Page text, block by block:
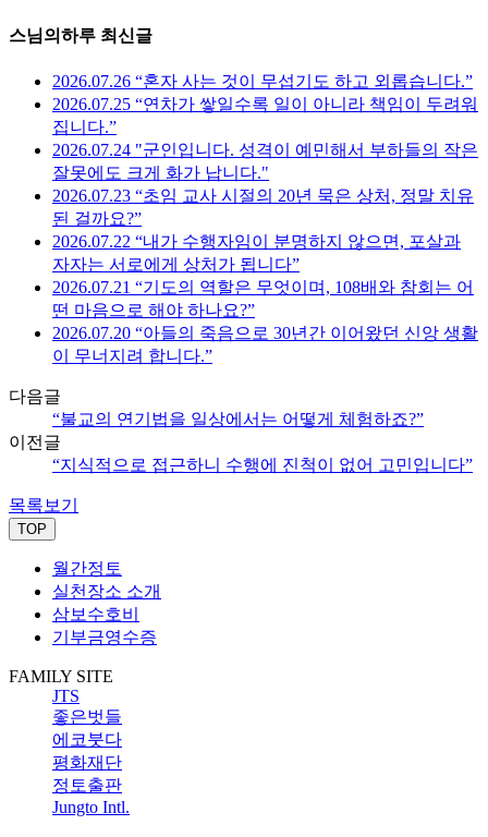
스님의하루 최신글
2026.07.26 “혼자 사는 것이 무섭기도 하고 외롭습니다.”
2026.07.25 “연차가 쌓일수록 일이 아니라 책임이 두려워
집니다.”
2026.07.24 "군인입니다. 성격이 예민해서 부하들의 작은
잘못에도 크게 화가 납니다."
2026.07.23 “초임 교사 시절의 20년 묵은 상처, 정말 치유
된 걸까요?”
2026.07.22 “내가 수행자임이 분명하지 않으면, 포살과
자자는 서로에게 상처가 됩니다”
2026.07.21 “기도의 역할은 무엇이며, 108배와 참회는 어
떤 마음으로 해야 하나요?”
2026.07.20 “아들의 죽음으로 30년간 이어왔던 신앙 생활
이 무너지려 합니다.”
다음글
“불교의 연기법을 일상에서는 어떻게 체험하죠?”
이전글
“지식적으로 접근하니 수행에 진척이 없어 고민입니다”
목록보기
TOP
월간정토
실천장소 소개
삼보수호비
기부금영수증
FAMILY SITE
JTS
좋은벗들
에코붓다
평화재단
정토출판
Jungto Intl.